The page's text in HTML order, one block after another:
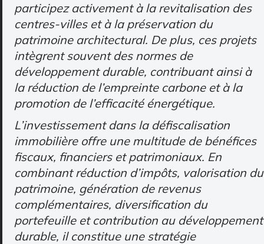
participez activement à la revitalisation des
centres-villes et à la préservation du
patrimoine architectural. De plus, ces projets
intègrent souvent des normes de
développement durable, contribuant ainsi à
la réduction de l’empreinte carbone et à la
promotion de l’efficacité énergétique.
L’investissement dans la défiscalisation
immobilière offre une multitude de bénéfices
fiscaux, financiers et patrimoniaux. En
combinant réduction d’impôts, valorisation du
patrimoine, génération de revenus
complémentaires, diversification du
portefeuille et contribution au développement
durable, il constitue une stratégie